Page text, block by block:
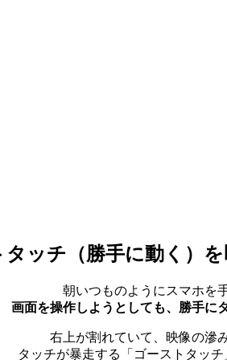
ッチ（勝手に動く）
朝いつものようにスマホを
画面を操作しようとしても、勝手に
右上が割れていて、映像の滲
タッチが暴走する「ゴーストタッチ